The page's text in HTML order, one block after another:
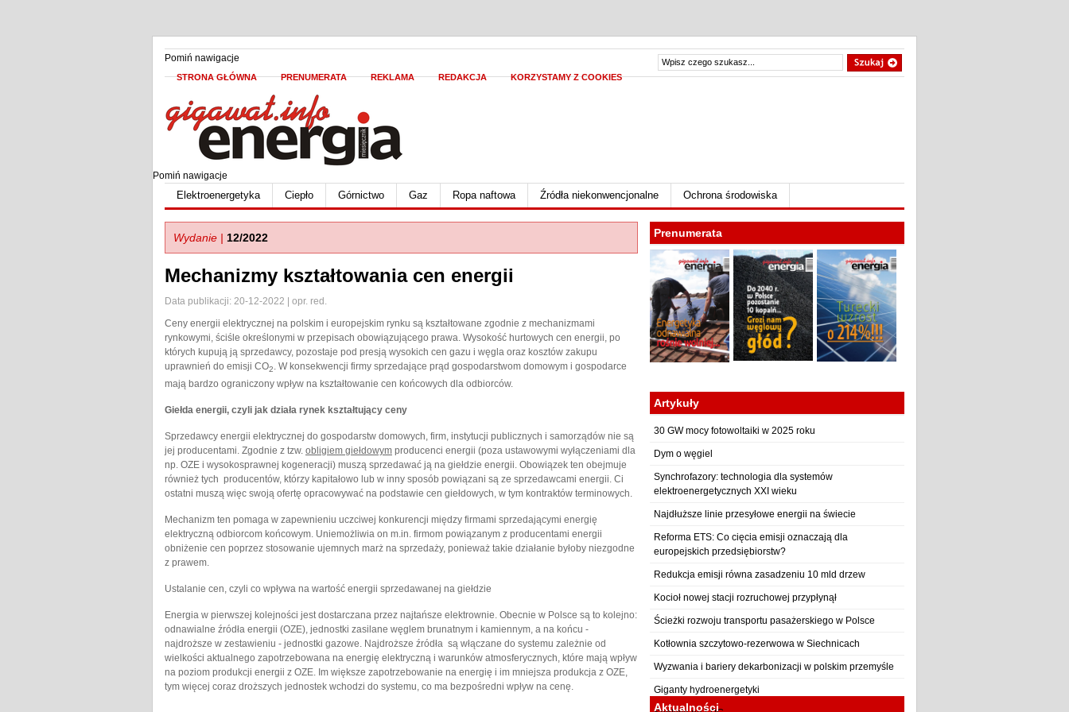
Pomiń nawigacje
STRONA GŁÓWNA PRENUMERATA REKLAMA REDAKCJA KORZYSTAMY Z COOKIES
Pomiń nawigacje
Elektroenergetyka Ciepło Górnictwo Gaz Ropa naftowa Źródła niekonwencjonalne Ochrona środowiska
Wydanie | 12/2022
Mechanizmy kształtowania cen energii
Data publikacji: 20-12-2022 | opr. red.
Ceny energii elektrycznej na polskim i europejskim rynku są kształtowane zgodnie z mechanizmami
rynkowymi, ściśle określonymi w przepisach obowiązującego prawa. Wysokość hurtowych cen energii, po
których kupują ją sprzedawcy, pozostaje pod presją wysokich cen gazu i węgla oraz kosztów zakupu
uprawnień do emisji CO2. W konsekwencji firmy sprzedające prąd gospodarstwom domowym i gospodarce
mają bardzo ograniczony wpływ na kształtowanie cen końcowych dla odbiorców.
Giełda energii, czyli jak działa rynek kształtujący ceny
Sprzedawcy energii elektrycznej do gospodarstw domowych, firm, instytucji publicznych i samorządów nie są
jej producentami. Zgodnie z tzw. obligiem giełdowym producenci energii (poza ustawowymi wyłączeniami dla
np. OZE i wysokosprawnej kogeneracji) muszą sprzedawać ją na giełdzie energii. Obowiązek ten obejmuje
również tych producentów, którzy kapitałowo lub w inny sposób powiązani są ze sprzedawcami energii. Ci
ostatni muszą więc swoją ofertę opracowywać na podstawie cen giełdowych, w tym kontraktów terminowych.
Mechanizm ten pomaga w zapewnieniu uczciwej konkurencji między firmami sprzedającymi energię
elektryczną odbiorcom końcowym. Uniemożliwia on m.in. firmom powiązanym z producentami energii
obniżenie cen poprzez stosowanie ujemnych marż na sprzedaży, ponieważ takie działanie byłoby niezgodne
z prawem.
Ustalanie cen, czyli co wpływa na wartość energii sprzedawanej na giełdzie
Energia w pierwszej kolejności jest dostarczana przez najtańsze elektrownie. Obecnie w Polsce są to kolejno:
odnawialne źródła energii (OZE), jednostki zasilane węglem brunatnym i kamiennym, a na końcu -
najdroższe w zestawieniu - jednostki gazowe. Najdroższe źródła są włączane do systemu zależnie od
wielkości aktualnego zapotrzebowana na energię elektryczną i warunków atmosferycznych, które mają wpływ
na poziom produkcji energii z OZE. Im większe zapotrzebowanie na energię i im mniejsza produkcja z OZE,
tym więcej coraz droższych jednostek wchodzi do systemu, co ma bezpośredni wpływ na cenę.
Prenumerata
Artykuły
30 GW mocy fotowoltaiki w 2025 roku
Dym o węgiel
Synchrofazory: technologia dla systemów
elektroenergetycznych XXI wieku
Najdłuższe linie przesyłowe energii na świecie
Reforma ETS: Co cięcia emisji oznaczają dla
europejskich przedsiębiorstw?
Redukcja emisji równa zasadzeniu 10 mld drzew
Kocioł nowej stacji rozruchowej przypłynął
Ścieżki rozwoju transportu pasażerskiego w Polsce
Kotłownia szczytowo-rezerwowa w Siechnicach
Wyzwania i bariery dekarbonizacji w polskim przemyśle
Giganty hydroenergetyki
Aktualności